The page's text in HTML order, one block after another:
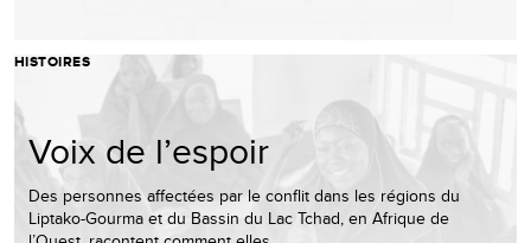
HISTOIRES
Voix de l’espoir
Des personnes affectées par le conflit dans les régions du
Liptako-Gourma et du Bassin du Lac Tchad, en Afrique de